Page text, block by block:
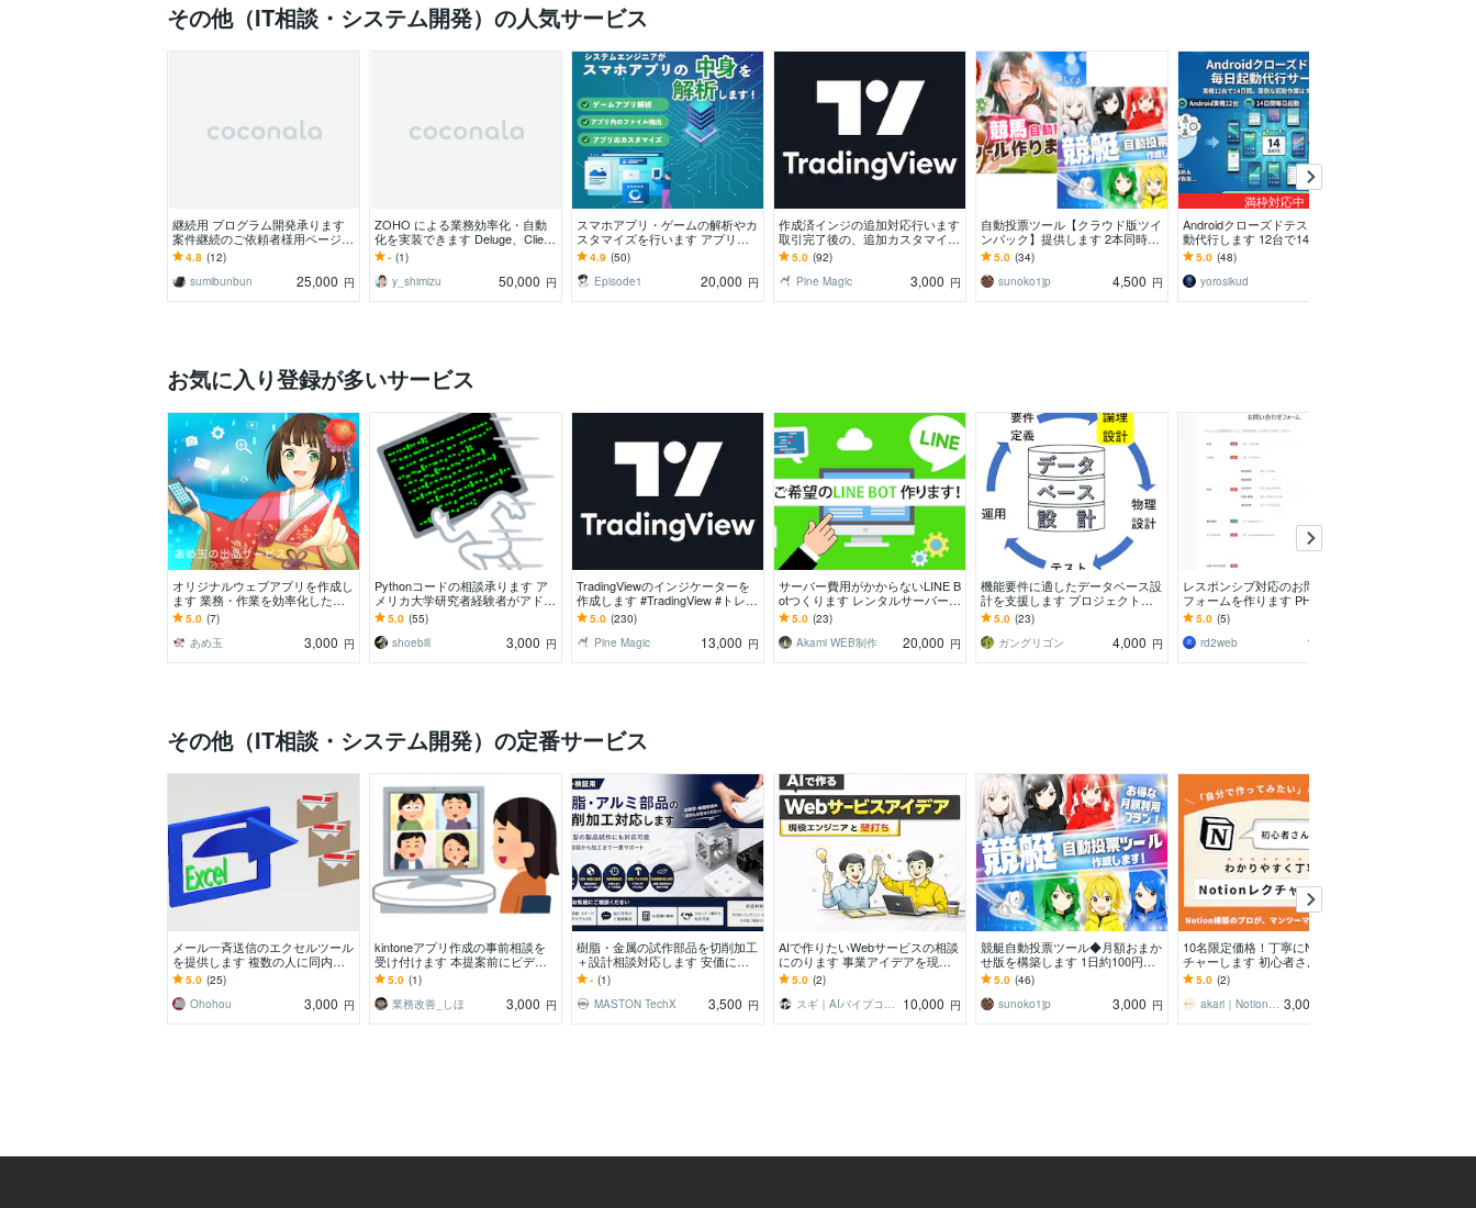
その他（IT相談・システム開発）の人気サービス
継続用 プログラム開発承ります
案件継続のご依頼者様用ページと
なります。
4.8 (12)
sumibunbun
25,000 円
ZOHO による業務効率化・自動
化を実装できます Deluge、Client
Script、API、ウィザード
- (1)
y_shimizu
50,000 円
スマホアプリ・ゲームの解析やカ
スタマイズを行います アプリの
動作やデータをお調べしデータ抽
出やカスタマイズします
4.9 (50)
Episode1
20,000 円
作成済インジの追加対応行います
取引完了後の、追加カスタマイズ
や仕様調整に対応します。
5.0 (92)
Pine Magic
3,000 円
自動投票ツール【クラウド版ツイ
ンパック】提供します 2本同時契
約がお得！競馬も競艇も競輪も、
最強ツールセット！
5.0 (34)
sunoko1jp
4,500 円
満枠対応中
Androidクローズドテスト毎日起
動代行します 12台で14日間アプ
リ起動のみ代行
5.0 (48)
yorosikud
お気に入り登録が多いサービス
オリジナルウェブアプリを作成し
ます 業務・作業を効率化したい
方にオススメ！
5.0 (7)
あめ玉
3,000 円
Pythonコードの相談承ります ア
メリカ大学研究者経験者がアドバ
イスします
5.0 (55)
shoebill
3,000 円
TradingViewのインジケーターを
作成します #TradingView #トレビ
ュー #ソースコード提供
5.0 (230)
Pine Magic
13,000 円
サーバー費用がかからないLINE B
otつくります レンタルサーバーを
使わないのでランニングコストが
かかりません
5.0 (23)
Akami WEB制作
20,000 円
機能要件に適したデータベース設
計を支援します プロジェクトの
遅延や突発的なトラブルを回避す
るために！
5.0 (23)
ガングリゴン
4,000 円
レスポンシブ対応のお問い合わせ
フォームを作ります PHPで動作
する管理画面つきのレスポンシブ
フォーム
5.0 (5)
rd2web
10,000
その他（IT相談・システム開発）の定番サービス
メール一斉送信のエクセルツール
を提供します 複数の人に同内容
のメール大量送信するツールです
5.0 (25)
Ohohou
3,000 円
kintoneアプリ作成の事前相談を
受け付けます 本提案前にビデオ
チャットで擦り合わせが可能で
す！
5.0 (1)
業務改善_しほ
3,000 円
樹脂・金属の試作部品を切削加工
＋設計相談対応します 安価に作
れます！図面がなくてもOK、試
作段階からご相談可能！
- (1)
MASTON TechX
3,500 円
AIで作りたいWebサービスの相談
にのります 事業アイデアを現役
エンジニアがレビュー
5.0 (2)
スギ｜AIバイブコーディング支援
10,000 円
競艇自動投票ツール◆月額おまか
せ版を構築します 1日約100円で
プロ仕様の競艇投票。データ通信
料は完全無料
5.0 (46)
sunoko1jp
3,000 円
10名限定価格！丁寧にNotionレク
チャーします 初心者さん大歓
迎！基礎からわかりやすくレクチ
ャーします！
5.0 (2)
akari｜Notion構築パートナー 3,000